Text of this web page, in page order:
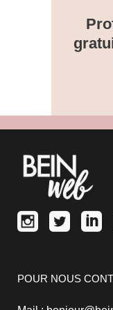
POUR NOUS